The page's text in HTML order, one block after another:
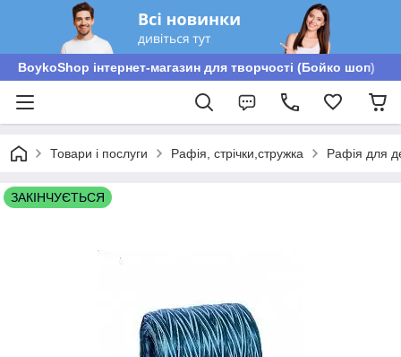
BoykoShop інтернет-магазин для творчості (Бойко шоп)
Товари і послуги Рафія, стрічки,стружка Рафія для
ЗАКІНЧУЄТЬСЯ